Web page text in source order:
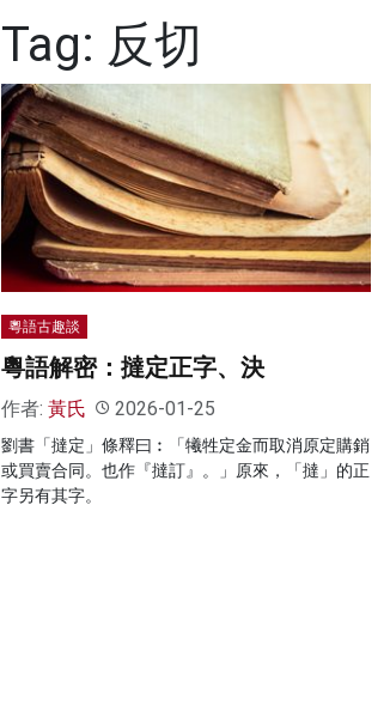
Tag: 反切
粵語古趣談
粵語解密：撻定正字、決
作者: 黃氏 2026-01-25
劉書「撻定」條釋曰︰「犧牲定金而取消原定購銷
或買賣合同。也作『撻訂』。」原來，「撻」的正
字另有其字。